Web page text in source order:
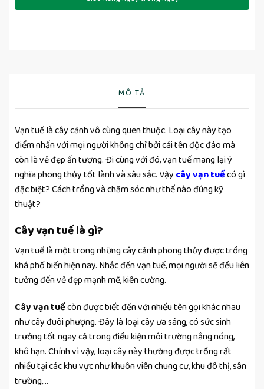
MÔ TẢ
Vạn tuế là cây cảnh vô cùng quen thuộc. Loại cây này tạo
điểm nhấn với mọi người không chỉ bởi cái tên độc đáo mà
còn là vẻ đẹp ấn tượng. Đi cùng với đó, vạn tuế mang lại ý
nghĩa phong thủy tốt lành và sâu sắc. Vậy cây vạn tuếcó gì
đặc biệt? Cách trồng và chăm sóc như thế nào đúng kỹ
thuật?
Cây vạn tuế là gì?
Vạn tuế là một trong những cây cảnh phong thủy được trồng
khá phổ biến hiện nay. Nhắc đến vạn tuế, mọi người sẽ đều liên
tưởng đến vẻ đẹp mạnh mẽ, kiên cường.
Cây vạn tuếcòn được biết đến với nhiều tên gọi khác nhau
như cây đuôi phượng. Đây là loại cây ưa sáng, có sức sinh
trưởng tốt ngay cả trong điều kiện môi trường nắng nóng,
khô hạn. Chính vì vậy, loại cây này thường được trồng rất
nhiều tại các khu vực như khuôn viên chung cư, khu đô thị, sân
trường,…